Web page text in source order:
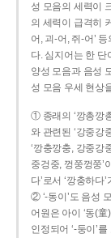
성 모음의 세력이
의 세력이 급격히
어, 괴-어, 쥐-어’
다. 심지어는 한
양성 모음과 음성
성 모음 우세 현상
① 종래의 ‘깡총깡
와 관련된 ‘강중강
‘깡충깡충, 강중강
중겅중, 껑쭝껑쭝’
다’로서 ‘깡충하다
② ‘-동이’도 음성
어원은 아이 ‘동(
인정되어 ‘-둥이’